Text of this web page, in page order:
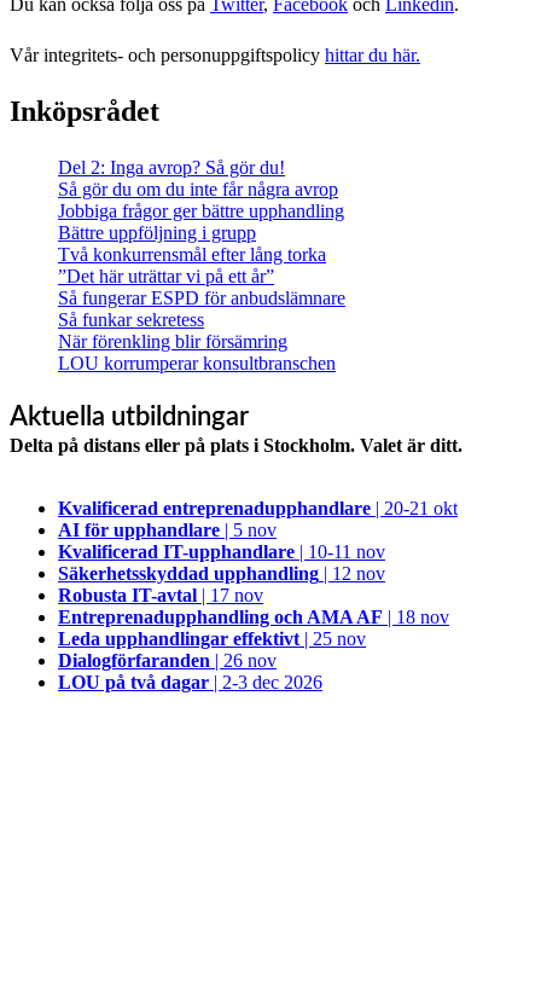
Vår integritets- och personuppgiftspolicy hittar du här.
Inköpsrådet
Del 2: Inga avrop? Så gör du!
Så gör du om du inte får några avrop
Jobbiga frågor ger bättre upphandling
Bättre uppföljning i grupp
Två konkurrensmål efter lång torka
”Det här uträttar vi på ett år”
Så fungerar ESPD för anbudslämnare
Så funkar sekretess
När förenkling blir försämring
LOU korrumperar konsultbranschen
Aktuella utbildningar
Delta på distans eller på plats i Stockholm. Valet är ditt.
Kvalificerad entreprenad­upphandlare | 20-21 okt
AI för upphandlare | 5 nov
Kvalificerad IT-upphandlare | 10-11 nov
Säkerhetsskyddad upphandling | 12 nov
Robusta IT-avtal | 17 nov
Entreprenadupphandling och AMA AF | 18 nov
Leda upphandlingar effektivt | 25 nov
Dialogförfaranden | 26 nov
LOU på två dagar | 2-3 dec 2026